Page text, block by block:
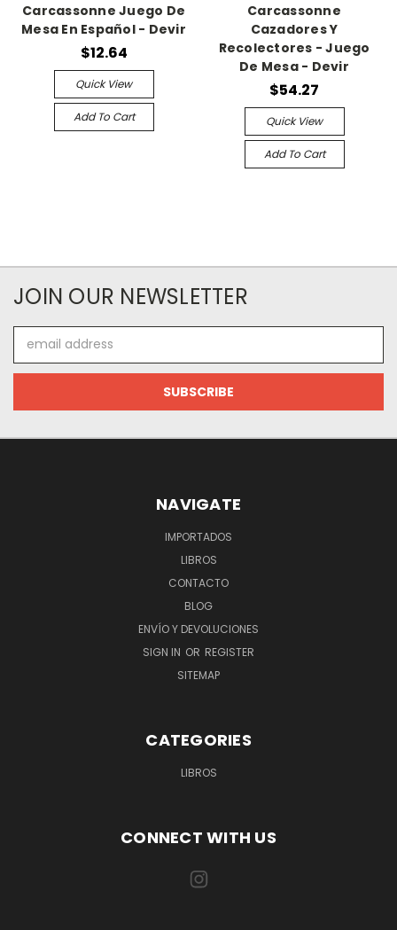
Carcassonne Juego De
Mesa En Español - Devir
$12.64
Quick View
Add To Cart
Carcassonne
Cazadores Y
Recolectores - Juego
De Mesa - Devir
$54.27
Quick View
Add To Cart
JOIN OUR NEWSLETTER
Address
NAVIGATE
IMPORTADOS
LIBROS
CONTACTO
BLOG
ENVÍO Y DEVOLUCIONES
SIGN IN OR REGISTER
SITEMAP
CATEGORIES
LIBROS
CONNECT WITH US